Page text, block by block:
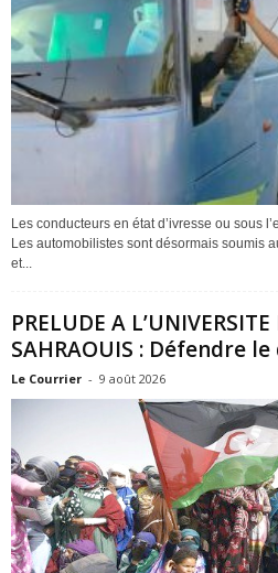
Les conducteurs en état d’ivresse ou sous
Les automobilistes sont désormais soumis
et...
PRELUDE A L’UNIVERSITE
SAHRAOUIS : Défendre
Le Courrier - 9 août 2026